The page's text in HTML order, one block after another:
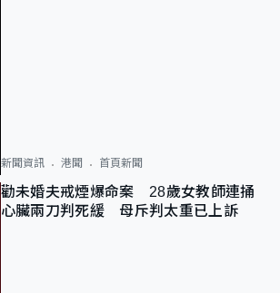
新聞資訊 港聞 首頁新聞
勸未婚夫戒煙爆命案 28歲女教師連捅
心臟兩刀判死緩 母斥判太重已上訴